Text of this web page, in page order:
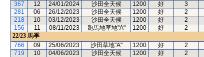
367
12 24/01/2024 沙田全天候 1200 好 3
281
06 26/12/2023 沙田全天候 1200 好 2
218
10 03/12/2023 沙田全天候 1200 好 2
156
11 08/11/2023 跑馬地草地"A" 1200 好 2
22/23 馬季
766
09 25/06/2023 沙田草地"A" 1200 好 2
719
10 04/06/2023 沙田全天候 1200 好 2